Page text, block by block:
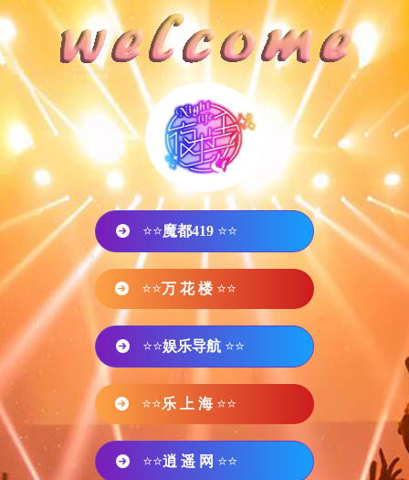
⭐⭐魔都419 ⭐⭐
⭐⭐万 花 楼 ⭐⭐
⭐⭐娱乐导航 ⭐⭐
⭐⭐乐 上 海 ⭐⭐
⭐⭐逍 遥 网 ⭐⭐